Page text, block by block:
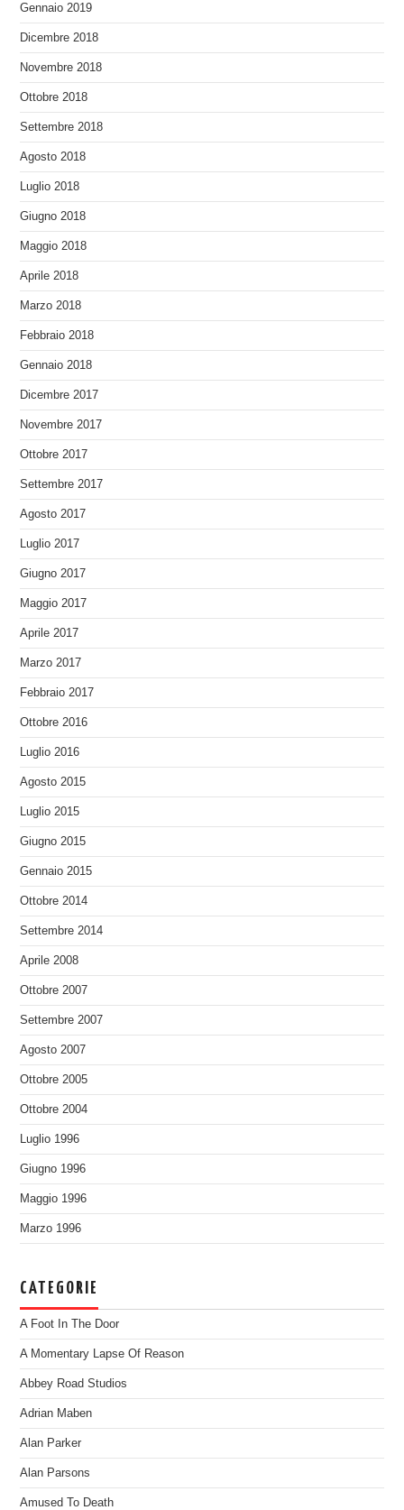
Gennaio 2019
Dicembre 2018
Novembre 2018
Ottobre 2018
Settembre 2018
Agosto 2018
Luglio 2018
Giugno 2018
Maggio 2018
Aprile 2018
Marzo 2018
Febbraio 2018
Gennaio 2018
Dicembre 2017
Novembre 2017
Ottobre 2017
Settembre 2017
Agosto 2017
Luglio 2017
Giugno 2017
Maggio 2017
Aprile 2017
Marzo 2017
Febbraio 2017
Ottobre 2016
Luglio 2016
Agosto 2015
Luglio 2015
Giugno 2015
Gennaio 2015
Ottobre 2014
Settembre 2014
Aprile 2008
Ottobre 2007
Settembre 2007
Agosto 2007
Ottobre 2005
Ottobre 2004
Luglio 1996
Giugno 1996
Maggio 1996
Marzo 1996
CATEGORIE
A Foot In The Door
A Momentary Lapse Of Reason
Abbey Road Studios
Adrian Maben
Alan Parker
Alan Parsons
Amused To Death